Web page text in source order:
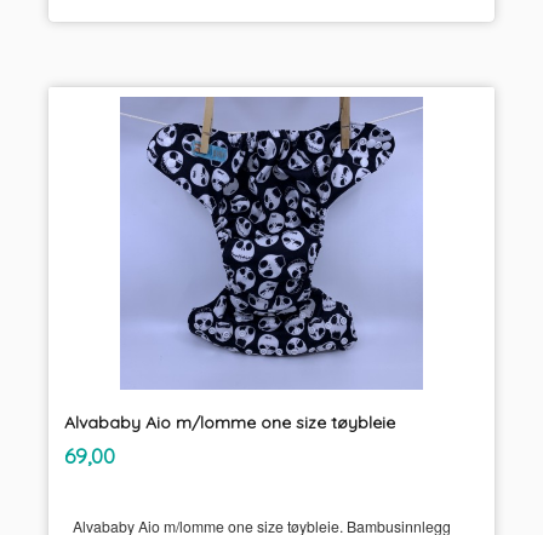
Alvababy Aio m/lomme one size tøybleie
Pris
69,00mva.
Alvababy Aio m/lomme one size tøybleie. Bambusinnlegg